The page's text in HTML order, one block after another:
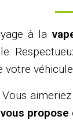
à la
véhicule
vous